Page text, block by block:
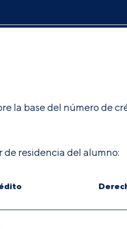
la base del número de
residencia del alumno: